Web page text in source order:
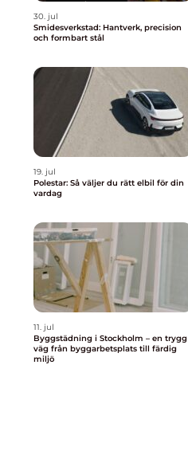
30. jul
Smidesverkstad: Hantverk, precision
och formbart stål
19. jul
Polestar: Så väljer du rätt elbil för din
vardag
11. jul
Byggstädning i Stockholm – en trygg
väg från byggarbetsplats till färdig
miljö